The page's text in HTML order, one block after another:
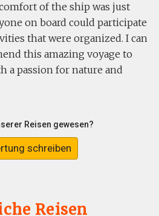
of the ship was just
on board could participate
that were organized. I can
this amazing voyage to
a passion for nature and
Reisen gewesen?
schreiben
Reisen